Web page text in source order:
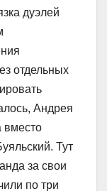
дуэлей
отдельных
Андрея
вместо
Тут
за свои
по три